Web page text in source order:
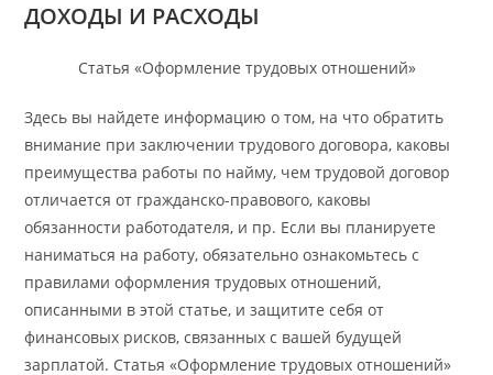
ДОХОДЫ И РАСХОДЫ
Статья «Оформление трудовых отношений»
Здесь вы найдете информацию о том, на что обратить
внимание при заключении трудового договора, каковы
преимущества работы по найму, чем трудовой договор
отличается от гражданско-правового, каковы
обязанности работодателя, и пр. Если вы планируете
наниматься на работу, обязательно ознакомьтесь с
правилами оформления трудовых отношений,
описанными в этой статье, и защитите себя от
финансовых рисков, связанных с вашей будущей
зарплатой. Статья «Оформление трудовых отношений»